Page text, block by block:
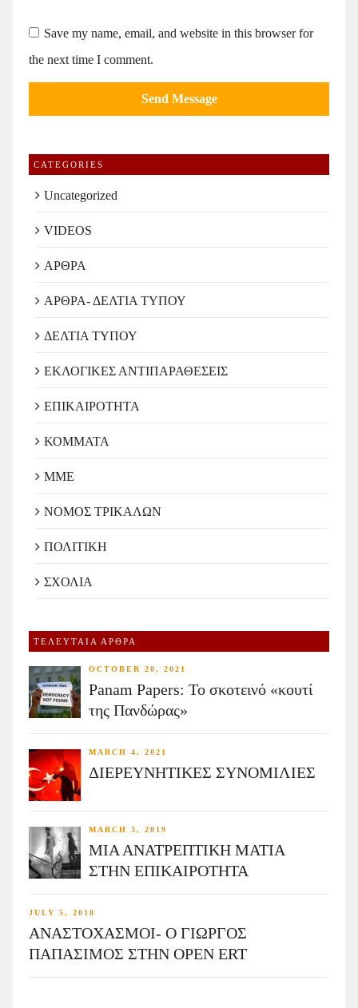
Save my name, email, and website in this browser for
the next time I comment.
CATEGORIES
Uncategorized
VIDEOS
ΑΡΘΡΑ
ΑΡΘΡΑ- ΔΕΛΤΙΑ ΤΥΠΟΥ
ΔΕΛΤΙΑ ΤΥΠΟΥ
ΕΚΛΟΓΙΚΕΣ ΑΝΤΙΠΑΡΑΘΕΣΕΙΣ
ΕΠΙΚΑΙΡΟΤΗΤΑ
ΚΟΜΜΑΤΑ
ΜΜΕ
ΝΟΜΟΣ ΤΡΙΚΑΛΩΝ
ΠΟΛΙΤΙΚΗ
ΣΧΟΛΙΑ
ΤΕΛΕΥΤΑΙΑ ΑΡΘΡΑ
OCTOBER 20, 2021
Panam Papers: Το σκοτεινό «κουτί
της Πανδώρας»
MARCH 4, 2021
ΔΙΕΡΕΥΝΗΤΙΚΕΣ ΣΥΝΟΜΙΛΙΕΣ
MARCH 3, 2019
ΜΙΑ ΑΝΑΤΡΕΠΤΙΚΗ ΜΑΤΙΑ
ΣΤΗΝ ΕΠΙΚΑΙΡΟΤΗΤΑ
JULY 5, 2018
ΑΝΑΣΤΟΧΑΣΜΟΙ- Ο ΓΙΩΡΓΟΣ
ΠΑΠΑΣΙΜΟΣ ΣΤΗΝ OPEN ERT